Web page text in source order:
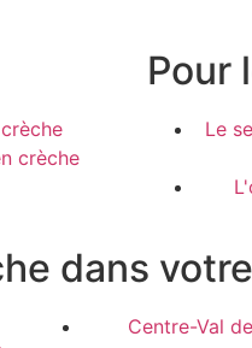
crèche
Pour
Le
dans
Centre-Val